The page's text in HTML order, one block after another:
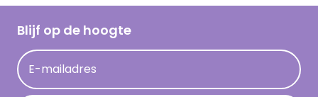
Hallmark Kaartclub
Acties
Persberichten
Cadeau inspiratie
Op kamp gedichten en versjes
Leuke en grappige op kamp teksten
kamppost inspiratie
Blijf op de hoogte
E-mailadres